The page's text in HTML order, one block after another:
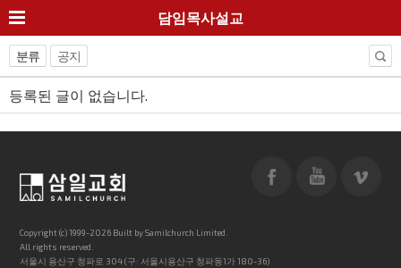
담임목사설교
분류 공지
등록된 글이 없습니다.
Copyright (c) 1999-2026 Built by Samilchurch Limited.
All rights reserved.
서울시 용산구 청파로 304 (구: 서울시용산구 청파동1가 180-36)